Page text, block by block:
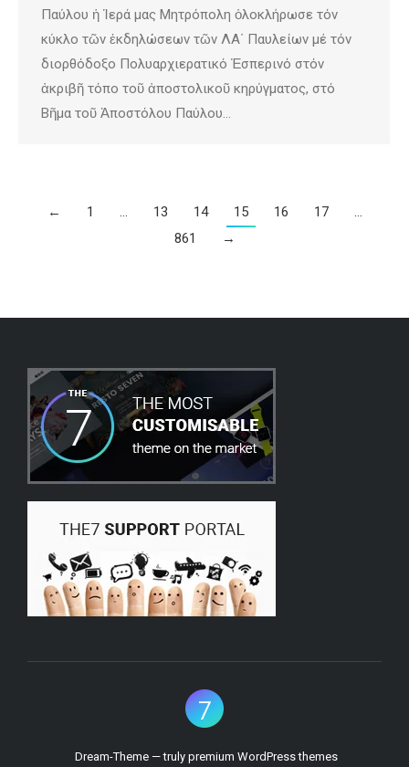
Παύλου ἡ Ἱερά μας Μητρόπολη ὁλοκλήρωσε τόν
κύκλο τῶν ἐκδηλώσεων τῶν ΛΑ΄ Παυλείων μέ τόν
διορθόδοξο Πολυαρχιερατικό Ἑσπερινό στόν
ἀκριβῆ τόπο τοῦ ἀποστολικοῦ κηρύγματος, στό
Βῆμα τοῦ Ἀποστόλου Παύλου…
← 1 … 13 14 15 16 17
…
861
→
Dream-Theme — truly premium WordPress themes